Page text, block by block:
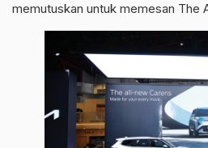
memutuskan untuk memesan The